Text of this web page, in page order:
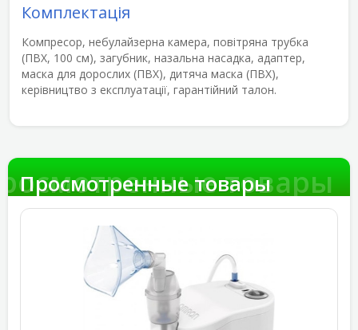
Комплектація
Компресор, небулайзерна камера, повітряна трубка
(ПВХ, 100 см), загубник, назальна насадка, адаптер,
маска для дорослих (ПВХ), дитяча маска (ПВХ),
керівництво з експлуатації, гарантійний талон.
товары
Просмотренные товары